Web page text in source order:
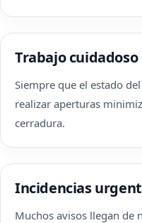
Trabajo cuidadoso
Siempre que el estado
realizar aperturas
cerradura.
Incidencias
Muchos avisos llegan de